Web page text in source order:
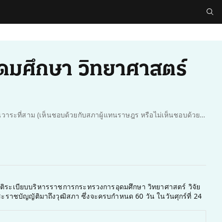
มศึกษา วิทยาศาสตร์
ร่างพระราชบัญญัติระเบียบบริหารราชการกระทรวงการอุดมศึกษา วิทยาศาสตร์ วิจัยและนวัตกรรม (ฉบับที่ ..) พ.ศ. ....: การลงมติในวาระที่สาม (เห็นชอบด้วยกับสภาผู้แทนราษฎร หรือไม่เห็นชอบด้วยกับสภาผู้แทนราษฎร)
เบียบบริหารราชการกระทรวงการอุดมศึกษา วิทยาศาสตร์ วิจัย
ราชบัญญัติมาถึงวุฒิสภา ซึ่งจะครบกำหนด 60 วัน ในวันศุกร์ที่ 24